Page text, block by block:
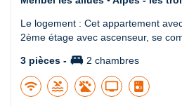
Le logement : Cet appartement
2ème étage avec ascenseur, se
3 pièces - king_bed 2 chambres
wifi pool tv